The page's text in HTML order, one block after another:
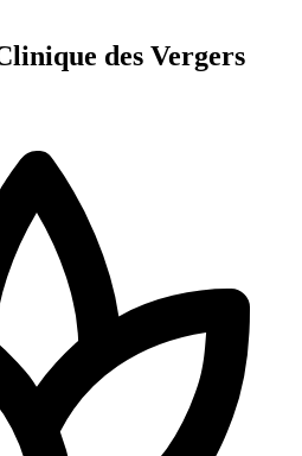
des Vergers